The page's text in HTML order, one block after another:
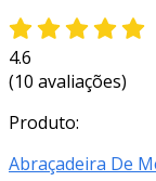
4.6
(10 avaliações)
Produto:
Abraçadeira De